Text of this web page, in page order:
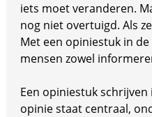
iets moet veranderen.
nog niet overtuigd. Als
Met een opiniestuk in
mensen zowel
Een opiniestuk
opinie staat centraal,